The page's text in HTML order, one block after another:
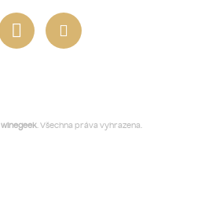
winegeek. Všechna práva vyhrazena.